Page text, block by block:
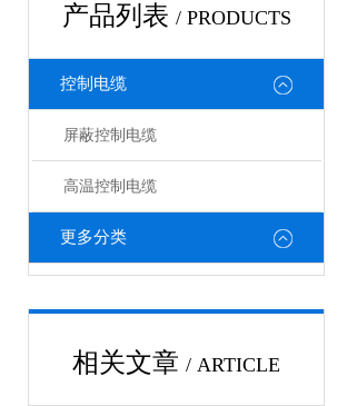
产品列表 / PRODUCTS
控制电缆
屏蔽控制电缆
高温控制电缆
更多分类
相关文章 / ARTICLE